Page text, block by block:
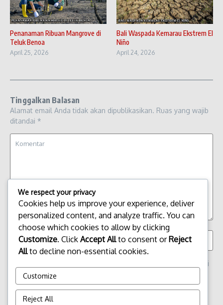
Penanaman Ribuan Mangrove di
Teluk Benoa
April 25, 2026
Bali Waspada Kemarau Ekstrem El
Niño
April 24, 2026
Tinggalkan Balasan
Alamat email Anda tidak akan dipublikasikan. Ruas yang wajib
ditandai *
Simpan nama, email, dan situs web saya pada peramban ini
untuk komentar saya berikutnya.
We respect your privacy
Cookies help us improve your experience, deliver
personalized content, and analyze traffic. You can
choose which cookies to allow by clicking
Customize. Click Accept Allto consent orReject
Allto decline non-essential cookies.
Customize
Reject All